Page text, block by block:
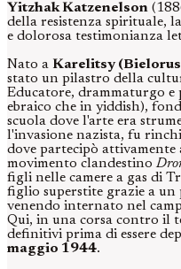
Yitzhak Katzenelson
della resistenza spirituale,
e dolorosa testimonianza
Nato a Karelitsy
stato un pilastro della
Educatore, drammaturgo e
ebraico che in yiddish),
scuola dove l'arte era
l'invasione nazista, fu
dove partecipò
movimento clandestino
figli nelle camere a gas di
figlio superstite grazie a
venendo internato nel
Qui, in una corsa contro il
definitivi prima di essere
maggio 1944.